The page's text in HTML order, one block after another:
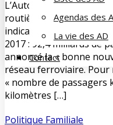
Agendas des
La vie des AD
Contact
L’Autorité de régulation
routières (Arafer) a
indicateurs sur le bilan
2017 : 92,4 milliards de
annoncé la « bonne
réseau ferroviaire.
« nombre de passagers
kilomètres […]
Politique Familiale